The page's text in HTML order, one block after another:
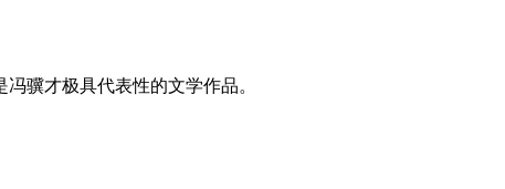
骥才极具代表性的文学作品。